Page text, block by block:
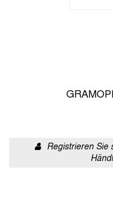
Registrieren Sie